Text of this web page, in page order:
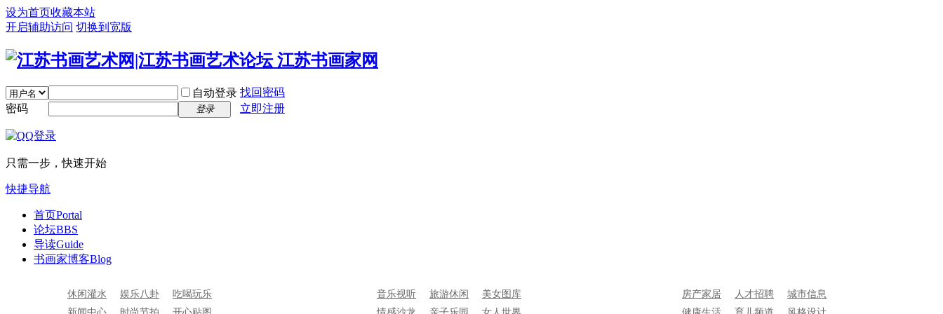
设为首页收藏本站
开启辅助访问 切换到宽版
自动登录 找回密码
密码
登录 立即注册
只需一步，快速开始
快捷导航
首页Portal
论坛BBS
导读Guide
书画家博客Blog
休闲灌水 娱乐八卦
吃喝玩乐
音乐视听 旅游休闲
美女图库
房产家居 人才招聘
城市信息